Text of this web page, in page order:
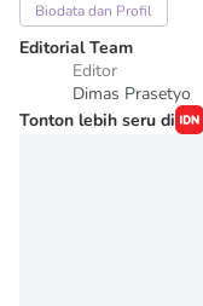
Biodata dan Profil
Editorial Team
Editor
Dimas Prasetyo
Tonton lebih seru di